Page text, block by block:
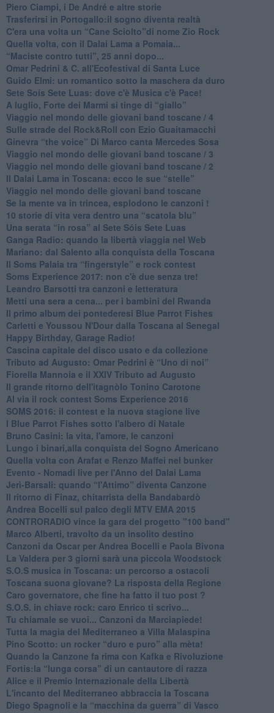
​Piero Ciampi, i De André e altre storie
​Trasferirsi in Portogallo:il sogno diventa realtà
​C'era una volta un “Cane Sciolto”di nome Zio Rock
Quella volta, con il Dalai Lama a Pomaia...
​“Maciste contro tutti”, 25 anni dopo...
​Omar Pedrini & C. all'Ecofestival di Santa Luce
Guido Elmi: un romantico sotto la maschera da duro
Sete Soís Sete Luas: dove c'è Musica c'è Pace!
​A luglio, Forte dei Marmi si tinge di “giallo”
Viaggio nel mondo delle giovani band toscane / 4
Sulle strade del Rock&Roll con Ezio Guaitamacchi
​Ginevra “the voice” Di Marco canta Mercedes Sosa
Viaggio nel mondo delle giovani band toscane / 3
​Viaggio nel mondo delle giovani band toscane / 2
Il Dalai Lama in Toscana: ecco le sue “stelle”
Viaggio nel mondo delle giovani band toscane
Se la mente va in trincea, esplodono le canzoni !
​10 storie di vita vera dentro una “scatola blu”
​Una serata “in rosa” al Sete Sóis Sete Luas
Ganga Radio: quando la libertà viaggia nel Web
Mariano: dal Salento alla conquista della Toscana
​Il Soms Palaia tra “fingerstyle” e rock contest
Soms Experience 2017: non c'è due senza tre!
​Leandro Barsotti tra canzoni e letteratura
​Metti una sera a cena... per i bambini del Rwanda
​Il primo album dei pontederesi Blue Parrot Fishes
Carletti e Youssou N'Dour dalla Toscana al Senegal
Happy Birthday, Garage Radio!
​Cascina capitale del disco usato e da collezione
Tributo ad Augusto: Omar Pedrini è “Uno di noi”
​Fiorella Mannoia e il XXIV Tributo ad Augusto
Il grande ritorno dell'itagnòlo Tonino Carotone
​Al via il rock contest Soms Experience 2016
​SOMS 2016: il contest e la nuova stagione live
I Blue Parrot Fishes sotto l'albero di Natale
Bruno Casini: la vita, l'amore, le canzoni
​Lungo i binari,alla conquista del Sogno Americano
​Quella volta con Arafat e Renzo Maffei nel bunker
​Evento - Nomadi live per l'Anno del Dalai Lama
Jerì-Barsali: quando “l'Attimo” diventa Canzone
Il ritorno di Finaz, chitarrista della Bandabardò
Andrea Bocelli sul palco degli MTV EMA 2015
CONTRORADIO vince la gara del progetto "100 band"
Marco Alberti, travolto da un insolito destino
Canzoni da Oscar per Andrea Bocelli e Paola Bivona
La Valdera per 3 giorni sarà una piccola Woodstock
S.O.S musica in Toscana: un percorso a ostacoli
​Toscana suona giovane? La risposta della Regione
Caro governatore, che fine ha fatto il tuo post ?
S.O.S. in chiave rock: caro Enrico ti scrivo...
Tu chiamale se vuoi... Canzoni da Marciapiede!
​Tutta la magia del Mediterraneo a Villa Malaspina
​Pino Scotto: un rocker “duro e puro” alla mèta!
​Quando la Canzone fa rima con Kafka e Rivoluzione
​Fortis:la “lunga corsa” di un cantautore di razza
Alice e il Premio Internazionale della Libertà
​L'incanto del Mediterraneo abbraccia la Toscana
​Diego Spagnoli e la “macchina da guerra” di Vasco